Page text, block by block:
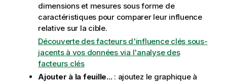
dimensions et mesures sous forme de
caractéristiques pour comparer leur influence
relative sur la cible.
Découverte des facteurs d'influence clés sous-
jacents à vos données via l'analyse des
facteurs clés
Ajouter à la feuille...: ajoutez le graphique à